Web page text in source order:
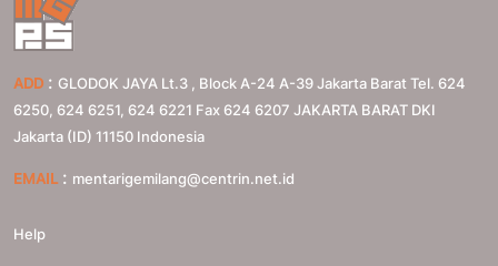
ADD : GLODOK JAYA Lt.3 , Block A-24 A-39 Jakarta Barat Tel. 624
6250, 624 6251, 624 6221 Fax 624 6207 JAKARTA BARAT DKI
Jakarta (ID) 11150 Indonesia
EMAIL : mentarigemilang@centrin.net.id
Help